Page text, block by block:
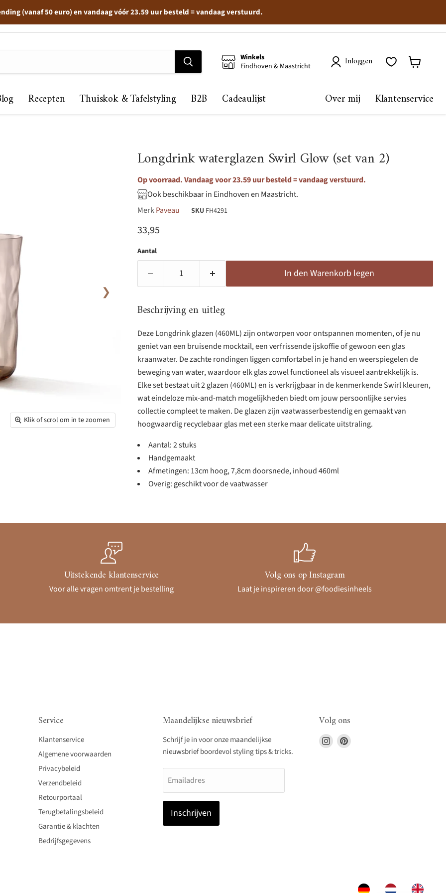
(vanaf 50 euro) en vandaag vóór 23.59 uur besteld = vandaag verstuurd.
Winkels
Eindhoven & Maastricht
Inloggen
Recepten Thuiskok & Tafelstyling B2B Cadeaulijst Over mij Klantenservice
Klik of scrol om in te zoomen
❯
Longdrink waterglazen Swirl Glow (set van 2)
Op voorraad. Vandaag voor 23.59 uur besteld = vandaag verstuurd.
Ook beschikbaar in Eindhoven en Maastricht.
MerkPaveau SKU FH4291
Huidige prijs
33,95
Aantal
In den Warenkorb legen
Beschrijving en uitleg
Deze Longdrink glazen (460ML) zijn ontworpen voor ontspannen momenten, of je nu
geniet van een bruisende mocktail, een verfrissende ijskoffie of gewoon een glas
kraanwater. De zachte rondingen liggen comfortabel in je hand en weerspiegelen de
beweging van water, waardoor elk glas zowel functioneel als visueel aantrekkelijk is.
Elke set bestaat uit 2 glazen (460ML) en is verkrijgbaar in de kenmerkende Swirl kleuren,
wat eindeloze mix-and-match mogelijkheden biedt om jouw persoonlijke servies
collectie compleet te maken. De glazen zijn vaatwasserbestendig en gemaakt van
hoogwaardig recyclebaar glas met een sterke maar delicate uitstraling.
Aantal: 2 stuks
Handgemaakt
Afmetingen: 13cm hoog, 7,8cm doorsnede, inhoud 460ml
Overig: geschikt voor de vaatwasser
Uitstekende klantenservice
Voor alle vragen omtrent je bestelling
Volg ons op Instagram
Laat je inspireren door @foodiesinheels
Service
Klantenservice
Algemene voorwaarden
Privacybeleid
Verzendbeleid
Retourportaal
Terugbetalingsbeleid
Garantie & klachten
Bedrijfsgegevens
Maandelijkse nieuwsbrief
Schrijf je in voor onze maandelijkse
nieuwsbrief boordevol styling tips & tricks.
Emailadres
Inschrijven
Volg ons
Vind
ons
Vind